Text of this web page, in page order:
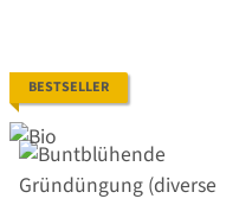
BESTSELLER